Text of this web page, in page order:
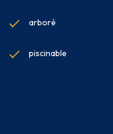
arboré
piscinable